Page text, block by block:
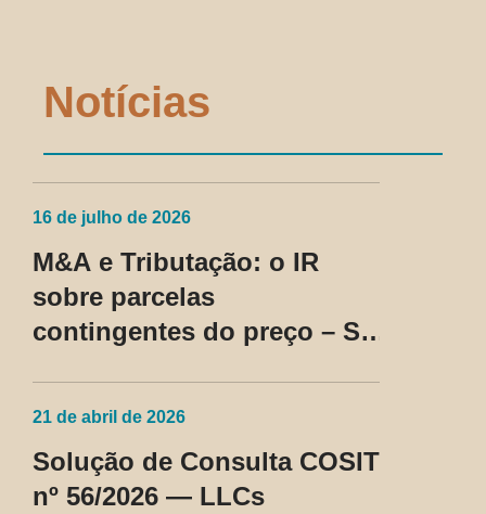
Notícias
16 de julho de 2026
M&A e Tributação: o IR
sobre parcelas
contingentes do preço – SC
21 de abril de 2026
Solução de Consulta COSIT
nº 56/2026 — LLCs